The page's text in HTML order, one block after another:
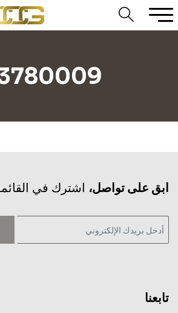
‫ابق على تواصل، اشترك في
تابعنا